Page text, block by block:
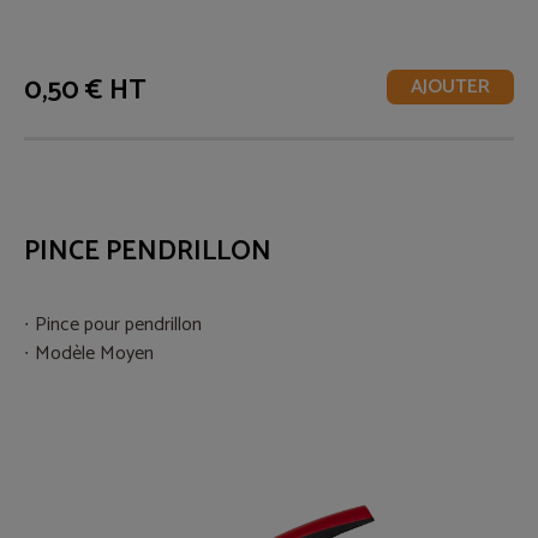
0,50 € HT AJOUTER
PINCE PENDRILLON
Pince pour pendrillon
Modèle Moyen